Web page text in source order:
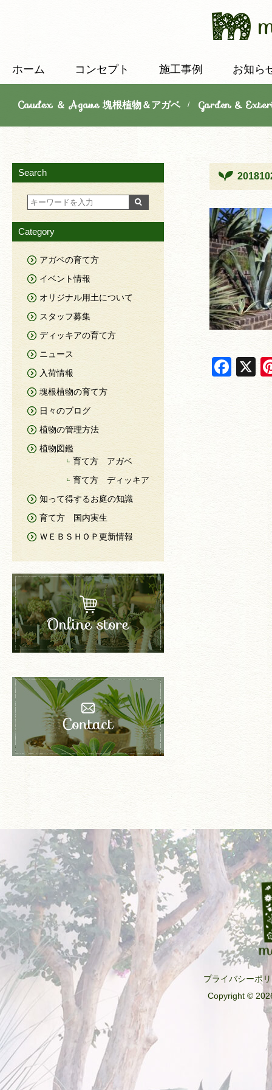
ホーム コンセプト 施工事例 お知ら
Caudex ＆ Agave 塊根植物＆アガベ/Garden &
F
X
Search
Category
アガベの育て方
イベント情報
オリジナル用土について
スタッフ募集
ディッキアの育て方
ニュース
入荷情報
塊根植物の育て方
日々のブログ
植物の管理方法
植物図鑑
育て方 アガベ
育て方 ディッキア
知って得するお庭の知識
育て方 国内実生
ＷＥＢＳＨＯＰ更新情報
プライバシーポ
Copyright ©